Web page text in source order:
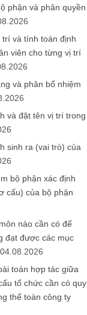
phận và phân quyền
và tính toán định
viên cho từng vị trí
và phân bổ nhiệm
và đặt tên vị trí trong
sinh ra (vai trò) của
bộ phận xác định
cấu) của bộ phận
nào cần có để
đạt được các mục
04.08.2026
toán hợp tác giữa
tổ chức cần có quy
thể toàn công ty